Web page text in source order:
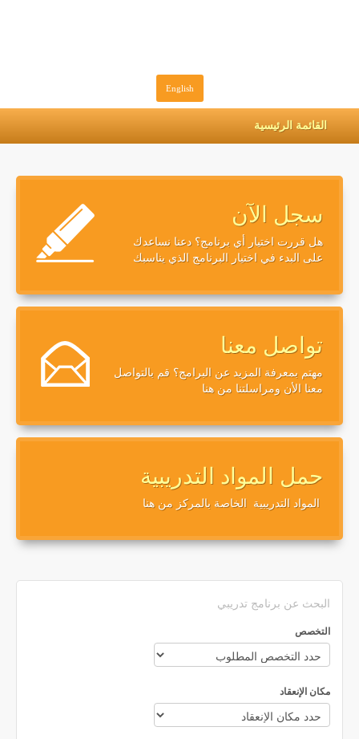
English
القائمة الرئيسية
سجل الآن
هل قررت اختيار أي برنامج؟ دعنا نساعدك
على البدء في اختيار البرنامج الذي يناسبك
تواصل معنا
مهتم بمعرفة المزيد عن البرامج؟ قم بالتواصل
معنا الأن ومراسلتنا من هنا
حمل المواد التدريبية
المواد التدريبية الخاصة بالمركز من هنا
البحث عن برنامج تدريبي
التخصص
مكان الإنعقاد